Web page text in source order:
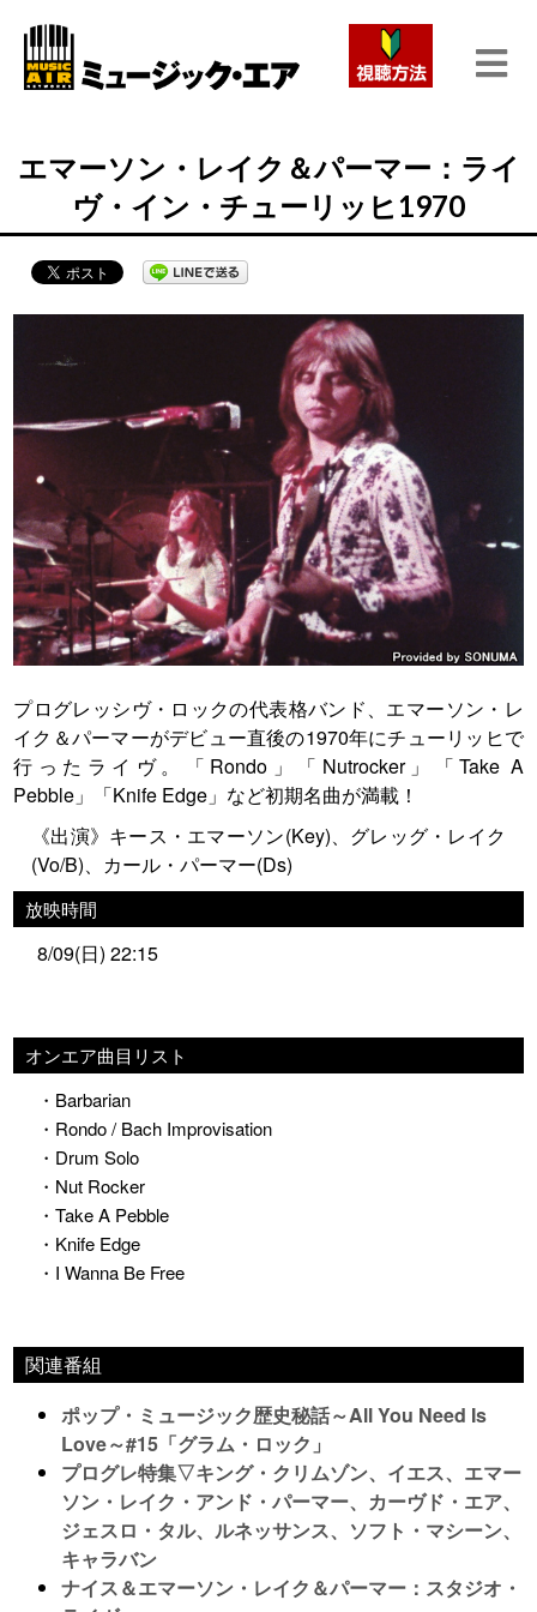
エマーソン・レイク＆パーマー：ライ
ヴ・イン・チューリッヒ1970
プログレッシヴ・ロックの代表格バンド、エマーソン・レ
イク＆パーマーがデビュー直後の1970年にチューリッヒで
行ったライヴ。「Rondo」「Nutrocker」「Take A
Pebble」「Knife Edge」など初期名曲が満載！
《出演》キース・エマーソン(Key)、グレッグ・レイク
(Vo/B)、カール・パーマー(Ds)
放映時間
8/09(日) 22:15
オンエア曲目リスト
・Barbarian
・Rondo / Bach Improvisation
・Drum Solo
・Nut Rocker
・Take A Pebble
・Knife Edge
・I Wanna Be Free
関連番組
ポップ・ミュージック歴史秘話～All You Need Is
Love～#15「グラム・ロック」
プログレ特集▽キング・クリムゾン、イエス、エマー
ソン・レイク・アンド・パーマー、カーヴド・エア、
ジェスロ・タル、ルネッサンス、ソフト・マシーン、
キャラバン
ナイス＆エマーソン・レイク＆パーマー：スタジオ・